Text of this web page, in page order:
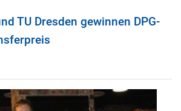
TU Dresden gewinnen DPG-